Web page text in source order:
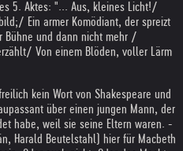
5. Aktes: "... Aus, kleines Licht!/
Ein armer Komödiant, der spreizt
Bühne und dann nicht mehr /
Von einem Blöden, voller Lärm
kein Wort von Shakespeare und
über einen jungen Mann, der
habe, weil sie seine Eltern waren. -
Harald Beutelstahl) hier für Macbeth